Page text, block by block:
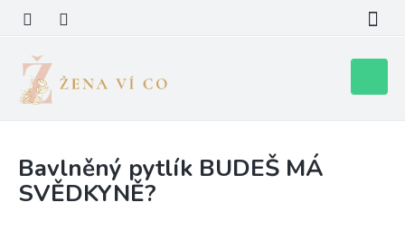
obsah
košík
Bavlněný pytlík BUDEŠ MÁ
SVĚDKYNĚ?